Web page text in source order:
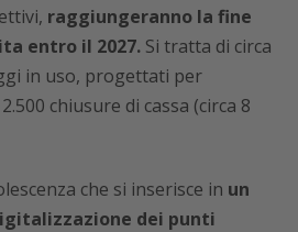
raggiungeranno la fine
entro il 2027. Si tratta di circa
in uso, progettati per
chiusure di cassa (circa 8
che si inserisce in un
dei punti